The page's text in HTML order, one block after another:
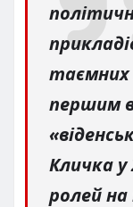
першим в
Кличка у
ролей